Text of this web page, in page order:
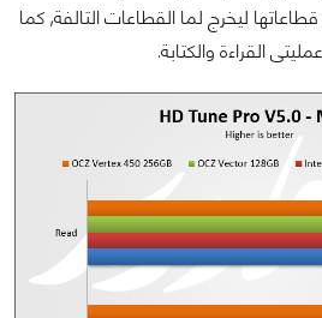
ليخرج لما القطاعات التالفة, كما
القراءة والكتابة.